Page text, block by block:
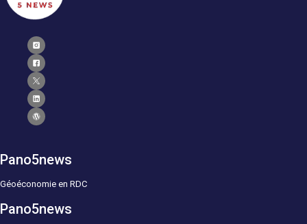
Pano5news
Géoéconomie en RDC
Pano5news